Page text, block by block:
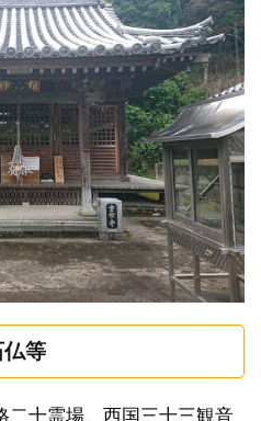
等
二十霊場、西国三十三観音